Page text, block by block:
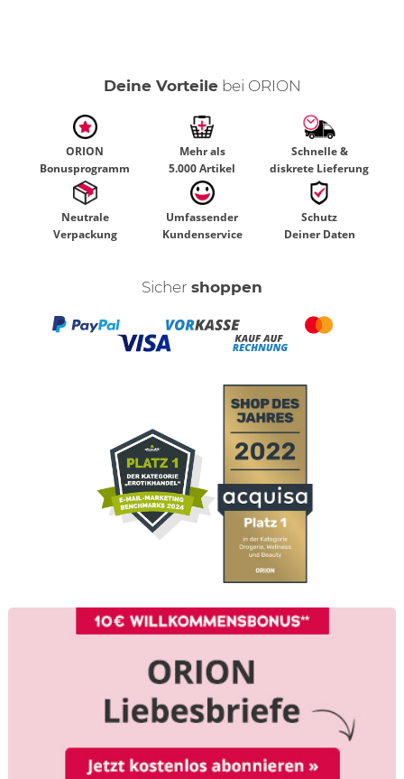
Deine Vorteilebei ORION
ORION
Bonusprogramm
Mehr als
5.000 Artikel
Schnelle &
diskrete Lieferung
Neutrale
Verpackung
Umfassender
Kundenservice
Schutz
Deiner Daten
Sicher shoppen